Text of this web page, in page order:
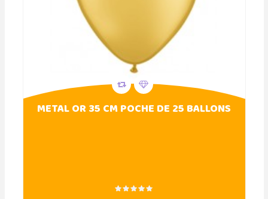
METAL OR 35 CM POCHE DE 25 BALLONS